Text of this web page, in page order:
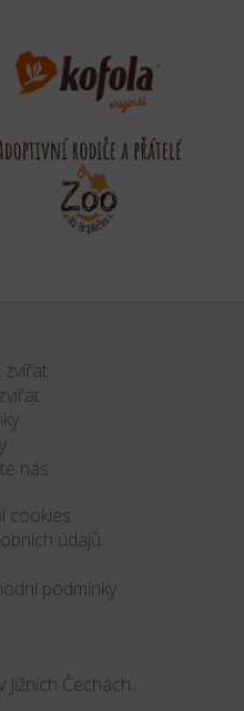
nás
cookies
údajů
podmínky
Jižních Čechách.